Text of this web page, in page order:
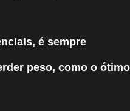
é sempre
peso, como o ótimo